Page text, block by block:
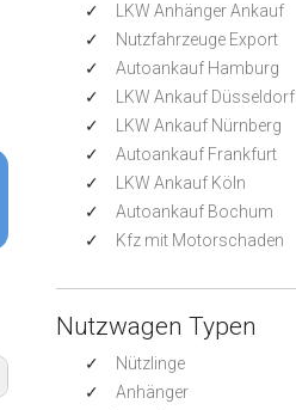
LKW Anhänger Ankauf
Nutzfahrzeuge Export
Autoankauf Hamburg
LKW Ankauf Düsseldorf
LKW Ankauf Nürnberg
Autoankauf Frankfurt
LKW Ankauf Köln
Autoankauf Bochum
Kfz mit Motorschaden
Nutzwagen Typen
Nützlinge
Anhänger